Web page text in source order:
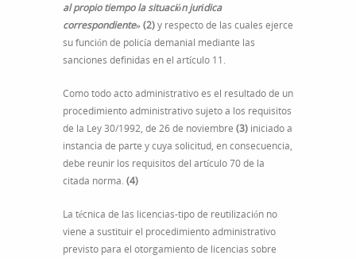
al propio tiempo la situación jurídica
correspondiente»(2)y respecto de las cuales ejerce
su función de policía demanial mediante las
sanciones definidas en el artículo 11.
Como todo acto administrativo es el resultado de un
procedimiento administrativo sujeto a los requisitos
de la Ley 30/1992, de 26 de noviembre (3) iniciado a
instancia de parte y cuya solicitud, en consecuencia,
debe reunir los requisitos del artículo 70 de la
citada norma. (4)
La técnica de las licencias-tipo de reutilización no
viene a sustituir el procedimiento administrativo
previsto para el otorgamiento de licencias sobre